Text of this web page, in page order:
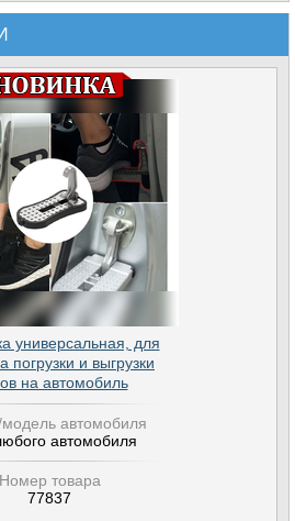
универсальная, для
погрузки и выгрузки
на автомобиль
автомобиля
автомобиля
Номер товара
77837